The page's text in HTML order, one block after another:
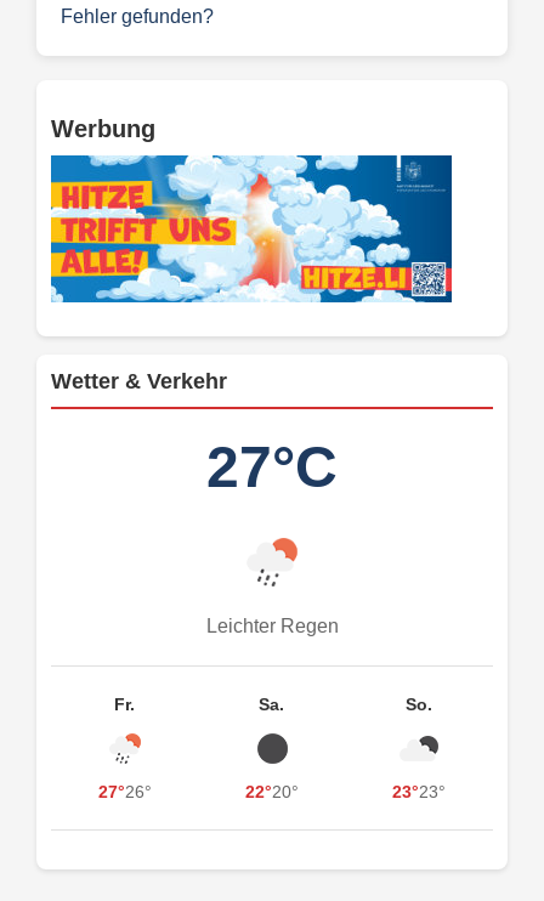
Fehler gefunden?
Werbung
Wetter & Verkehr
27°C
Leichter Regen
Fr.
27°26°
Sa.
22°20°
So.
23°23°